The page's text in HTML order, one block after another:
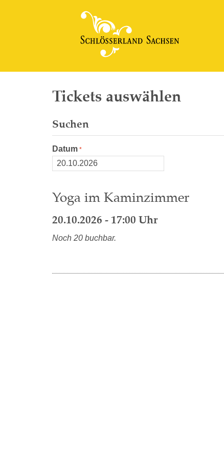
Tickets auswählen
Suchen
Datum
Yoga im Kaminzimmer
20.10.2026 - 17:00 Uhr
Noch 20 buchbar.